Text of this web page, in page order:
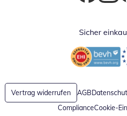
Öffnet inÖffnet
Sicher
Öffnet in neuem
Vertrag widerrufen AGB
ComplianceCookie-